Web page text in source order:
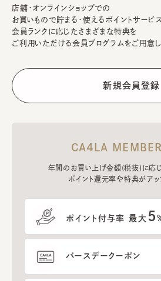
店舗・オンラインショップでの
お買いもので貯まる・使えるポイントサービス
会員ランクに応じたさまざまな特典を
ご利用いただける会員プログラムをご用意し
CA4LA
年間のお買い上げ金額(税抜)に応じ
ポイント還元率や特典がアッ
ポイント付与率 最大 5
バースデークーポン